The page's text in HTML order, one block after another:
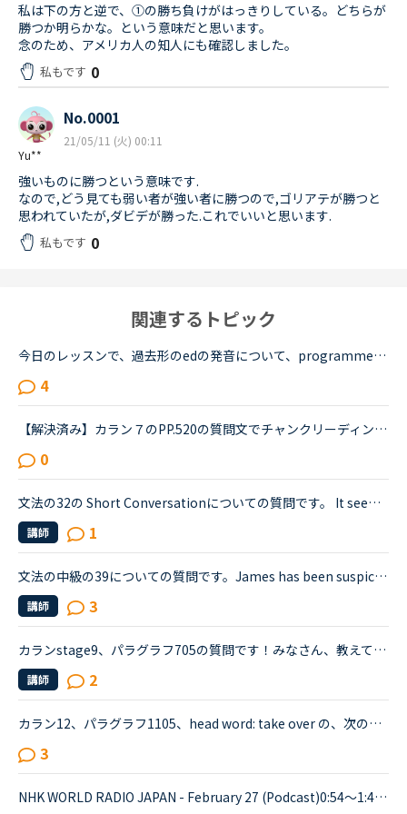
私は下の方と逆で、①の勝ち負けがはっきりしている。どちらが
勝つか明らかな。という意味だと思います。
念のため、アメリカ人の知人にも確認しました。
私もです 0
Yu**
No.0001
21/05/11 (火) 00:11
強いものに勝つという意味です.
なので,どう見ても弱い者が強い者に勝つので,ゴリアテが勝つと
思われていたが,ダビデが勝った.これでいいと思います.
私もです 0
関連するトピック
今日のレッスンで、過去形のedの発音について、programmedやbeamedのようにmのあとにedが続く場合は、最後の部分は（ｂ）のように発音すると先生が説明し、programmed(b)とチャットボックスに書き入れ、プログラ...
4
【解決済み】カラン７のPP.520の質問文でチャンクリーディングについて教えてください。Do you think parents should have some control over the education of their children?私は練習の時には以下のように区切...
0
文法の32の Short Conversationについての質問です。 It seems like Daniel and Olivia are distracted by the street noises this evening.Olivia What's the matter? You are thinking about something, aren't...
講師 1
文法の中級の39についての質問です。James has been suspicious about Andrew's strange behavior lately.James「 Frankly, I don't know why you are still going to that farm. You were only going there for ...
講師 3
カランstage9、パラグラフ705の質問です！みなさん、教えてください。If a friend of yours wants to go to one cinema and you want to go to another, and you can't agree about which to go to, what do you ...
講師 2
カラン12、パラグラフ1105、head word: take over の、次のようなQ （質問）＆A（回答）について、お尋ねします。Qではanother company ですが、Aの後ろの文でthe other company となっている点です。A: In busin...
3
NHK WORLD RADIO JAPAN - February 27 (Podcast)0:54～1:49The Japanese government is studying additional measures to prop up the tourist industry and smaller businesses hit hard by the spread of a ne...